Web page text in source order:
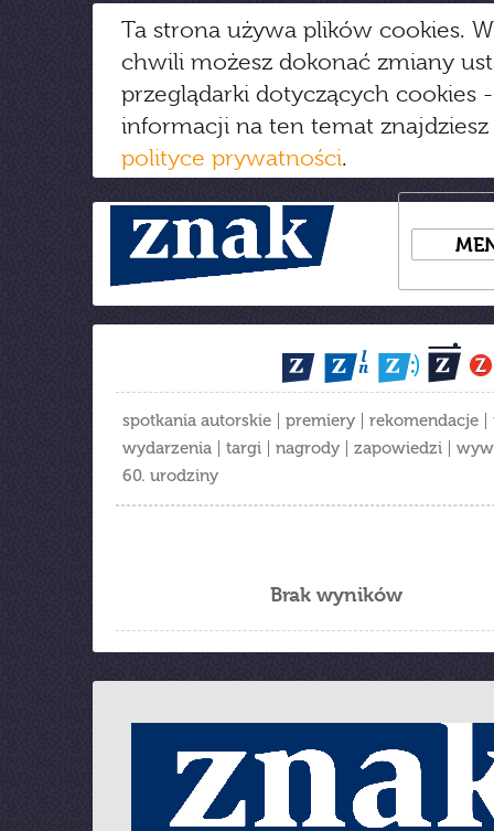
Ta strona używa plików cookies.
chwili możesz dokonać zmiany
przeglądarki dotyczących cookies
informacji na ten temat
polityce prywatności.
spotkania autorskie premiery rekomendacje
wydarzenia
targi nagrody zapowiedzi
60. urodziny
Brak wyników